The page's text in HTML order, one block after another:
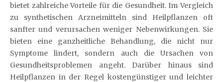
bietet zahlreiche Vorteile für die Gesundheit. Im Vergleich
zu synthetischen Arzneimitteln sind Heilpflanzen oft
sanfter und verursachen weniger Nebenwirkungen. Sie
bieten eine ganzheitliche Behandlung, die nicht nur
Symptome lindert, sondern auch die Ursachen von
Gesundheitsproblemen angeht. Darüber hinaus sind
Heilpflanzen in der Regel kostengünstiger und leichter